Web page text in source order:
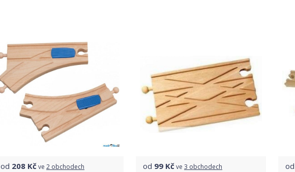
Detail produktu
od 208 Kčve 2 obchodech
od 99 Kčve 3 obchodech
od